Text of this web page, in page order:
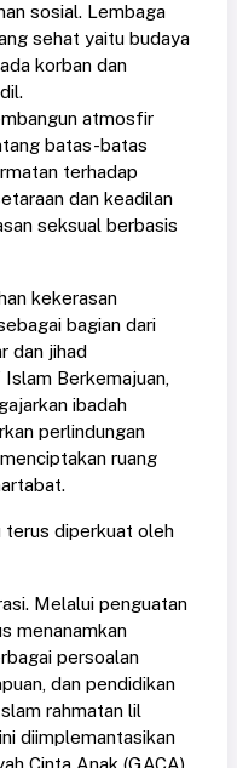
sosial. Lembaga
sehat yaitu budaya
korban dan
atmosfir
batas-batas
terhadap
dan keadilan
seksual berbasis
kekerasan
bagian dari
dan jihad
Berkemajuan,
ibadah
perlindungan
ruang
terus diperkuat oleh
Melalui penguatan
menanamkan
persoalan
dan pendidikan
rahmatan lil
diimplemantasikan